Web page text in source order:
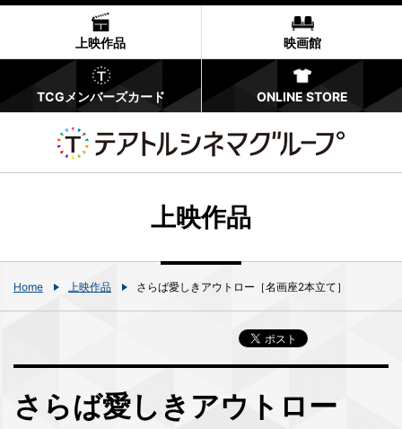
上映作品 映画館
TCGメンバーズカード ONLINE STORE
上映作品
Home 上映作品 さらば愛しきアウトロー［名画座2本立て］
さらば愛しきアウトロー